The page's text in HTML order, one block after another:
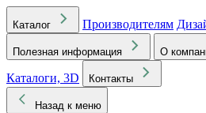
Каталог Производителям
Полезная информация О
Каталоги, 3D
Контакты
Назад к меню